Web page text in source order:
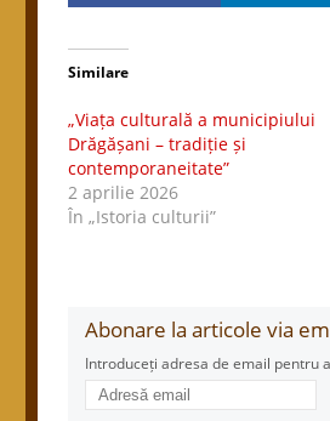
Similare
„Viața culturală a municipiului
Drăgășani – tradiție și
contemporaneitate”
2 aprilie 2026
În „Istoria culturii”
Abonare la articole via
Introduceți adresa de email pentru
Adresă
email